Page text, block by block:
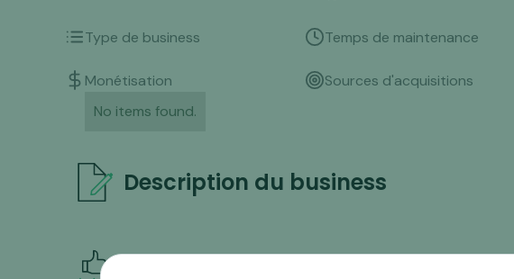
Type de business Temps de maintenance
Monétisation
No items found.
Sources d'acquisitions
Description du business